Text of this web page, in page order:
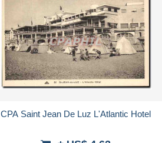
CPA Saint Jean De Luz L'Atlantic Hotel